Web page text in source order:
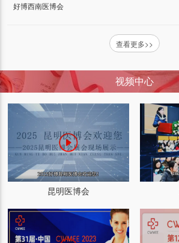
好博西南医博会
查看更多>>
视频中心
昆明医博会